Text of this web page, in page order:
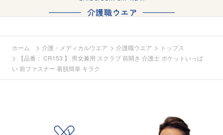
ホーム > 介護・メディカルウエア > 介護職ウエア > トップス
>
【品番： CR153 】 男女兼用 スクラブ 前開き 介護士 ポケットいっぱ
い 前ファスナー 着脱簡単 キラク